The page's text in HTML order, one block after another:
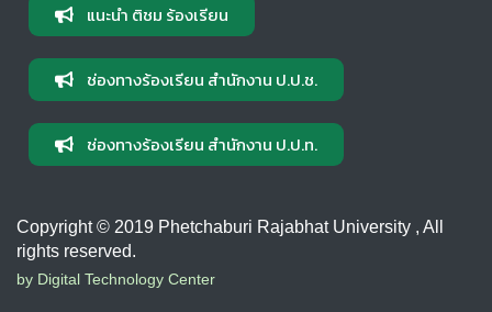
แนะนำ ติชม ร้องเรียน
ช่องทางร้องเรียน สำนักงาน ป.ป.ช.
ช่องทางร้องเรียน สำนักงาน ป.ป.ท.
Copyright © 2019 Phetchaburi Rajabhat University , All
rights reserved.
by Digital Technology Center